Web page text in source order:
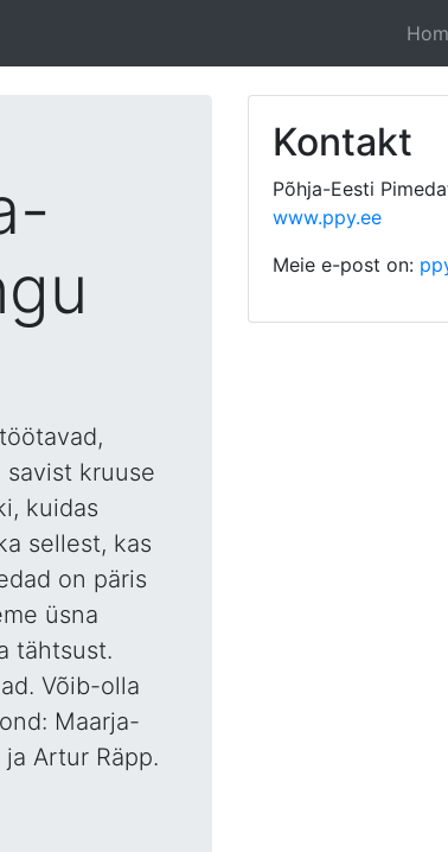
kruuse
kuidas
sellest, kas
on päris
üsna
tähtsust.
Võib-olla
Maarja-
Artur Räpp.
Kontakt
Põhja-Eesti
www.ppy.ee
Meie e-post on: